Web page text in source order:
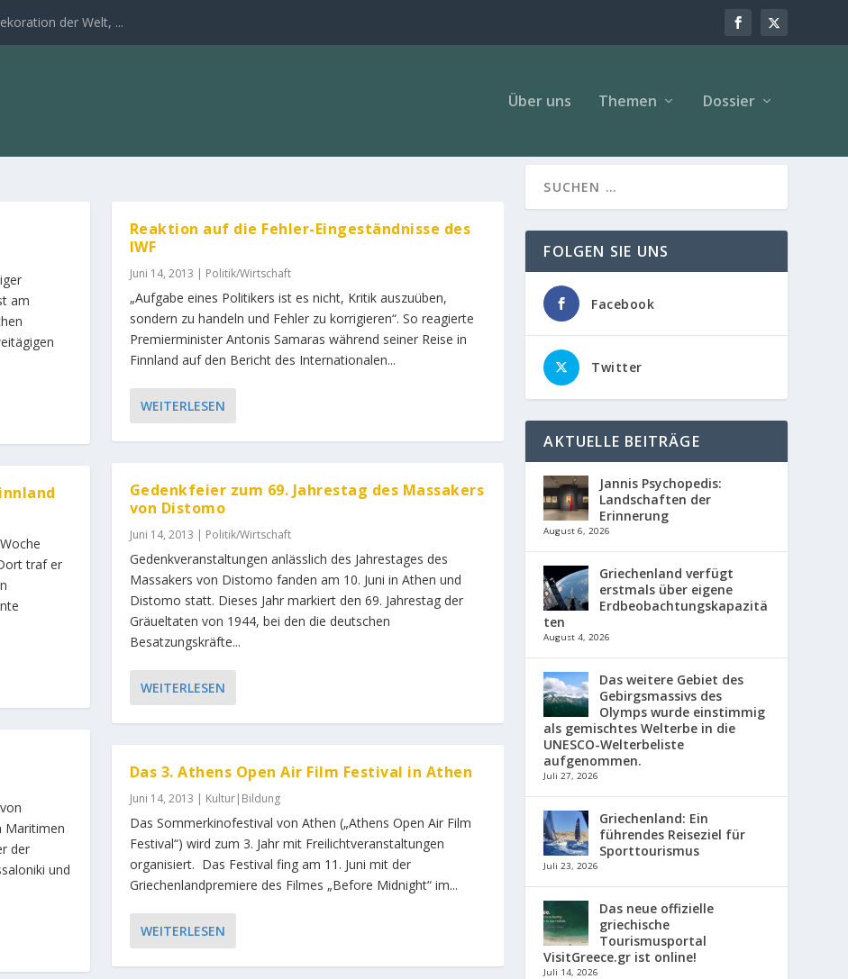
der Welt, ...
Über uns Themen Dossier
am
traf er
Maritimen
der
und
Reaktion auf die Fehler-Eingeständnisse des
IWF
Juni 14, 2013 | Politik/Wirtschaft
„Aufgabe eines Politikers ist es nicht, Kritik auszuüben,
sondern zu handeln und Fehler zu korrigieren“. So reagierte
Premierminister Antonis Samaras während seiner Reise in
Finnland auf den Bericht des Internationalen...
WEITERLESEN
Gedenkfeier zum 69. Jahrestag des Massakers
von Distomo
Juni 14, 2013 | Politik/Wirtschaft
Gedenkveranstaltungen anlässlich des Jahrestages des
Massakers von Distomo fanden am 10. Juni in Athen und
Distomo statt. Dieses Jahr markiert den 69. Jahrestag der
Gräueltaten von 1944, bei den die deutschen
Besatzungskräfte...
WEITERLESEN
Das 3. Athens Open Air Film Festival in Athen
Juni 14, 2013 | Kultur|Bildung
Das Sommerkinofestival von Athen („Athens Open Air Film
Festival“) wird zum 3. Jahr mit Freilichtveranstaltungen
organisiert. Das Festival fing am 11. Juni mit der
Griechenlandpremiere des Filmes „Before Midnight“ im...
WEITERLESEN
FOLGEN SIE UNS
Facebook
Twitter
AKTUELLE BEITRÄGE
Jannis Psychopedis:
Landschaften der
Erinnerung
August 6, 2026
Griechenland verfügt
erstmals über eigene
Erdbeobachtungskapazitä
ten
August 4, 2026
Das weitere Gebiet des
Gebirgsmassivs des
Olymps wurde einstimmig
als gemischtes Welterbe in die
UNESCO-Welterbeliste
aufgenommen.
Juli 27, 2026
Griechenland: Ein
führendes Reiseziel für
Sporttourismus
Juli 23, 2026
Das neue offizielle
griechische
Tourismusportal
VisitGreece.gr ist online!
Juli 14, 2026